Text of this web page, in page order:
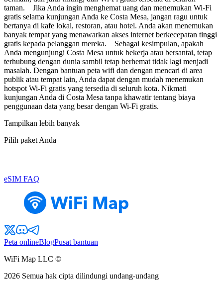
taman. Jika Anda ingin menghemat uang dan menemukan Wi-Fi
gratis selama kunjungan Anda ke Costa Mesa, jangan ragu untuk
bertanya di kafe lokal, restoran, atau hotel. Anda akan menemukan
banyak tempat yang menawarkan akses internet berkecepatan tinggi
gratis kepada pelanggan mereka. Sebagai kesimpulan, apakah
Anda mengunjungi Costa Mesa untuk bekerja atau bersantai, tetap
terhubung dengan dunia sambil tetap berhemat tidak lagi menjadi
masalah. Dengan bantuan peta wifi dan dengan mencari di area
publik atau tempat lain, Anda dapat dengan mudah menemukan
hotspot Wi-Fi gratis yang tersedia di seluruh kota. Nikmati
kunjungan Anda di Costa Mesa tanpa khawatir tentang biaya
penggunaan data yang besar dengan Wi-Fi gratis.
Tampilkan lebih banyak
Pilih paket Anda
eSIM FAQ
Peta onlineBlogPusat bantuan
WiFi Map LLC ©
2026 Semua hak cipta dilindungi undang-undang